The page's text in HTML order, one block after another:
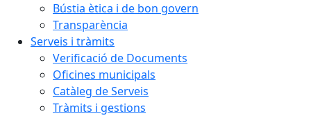
Bústia ètica i de bon govern
Transparència
Serveis i tràmits
Verificació de Documents
Oficines municipals
Catàleg de Serveis
Tràmits i gestions